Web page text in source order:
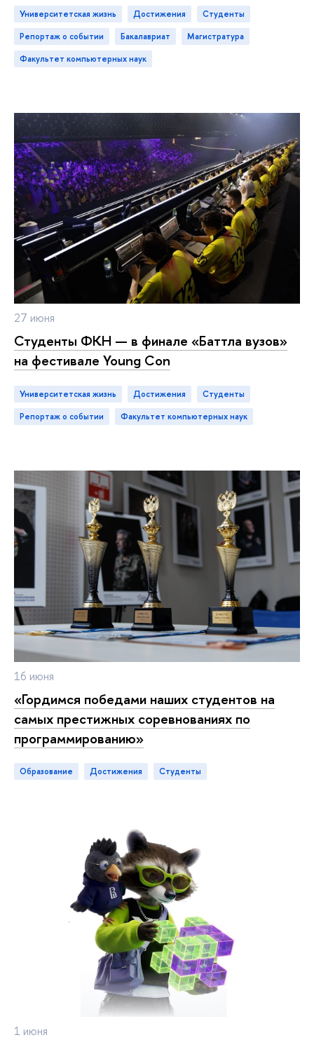
Университетская жизнь достижения
студенты
репортаж о событии
бакалавриат
магистратура
Факультет компьютерных наук
27 июня
Студенты ФКН — в финале «Баттла вузов»
на фестивале Young Con
Университетская жизнь достижения
студенты
репортаж о событии
Факультет компьютерных наук
16 июня
«Гордимся победами наших студентов на
самых престижных соревнованиях по
программированию»
Образование достижения студенты
1 июня